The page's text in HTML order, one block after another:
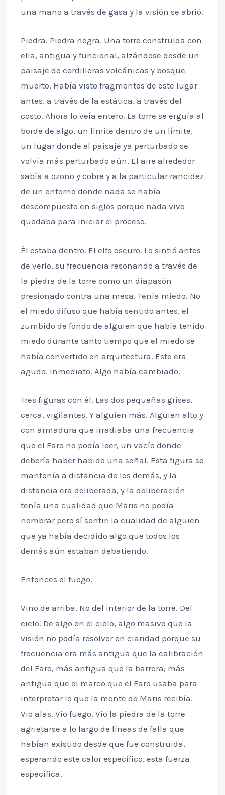
una mano a través de gasa y la visión se abrió.
Piedra. Piedra negra. Una torre construida con
ella, antigua y funcional, alzándose desde un
paisaje de cordilleras volcánicas y bosque
muerto. Había visto fragmentos de este lugar
antes, a través de la estática, a través del
costo. Ahora lo veía entero. La torre se erguía al
borde de algo, un límite dentro de un límite,
un lugar donde el paisaje ya perturbado se
volvía más perturbado aún. El aire alrededor
sabía a ozono y cobre y a la particular rancidez
de un entorno donde nada se había
descompuesto en siglos porque nada vivo
quedaba para iniciar el proceso.
Él estaba dentro. El elfo oscuro. Lo sintió antes
de verlo, su frecuencia resonando a través de
la piedra de la torre como un diapasón
presionado contra una mesa. Tenía miedo. No
el miedo difuso que había sentido antes, el
zumbido de fondo de alguien que había tenido
miedo durante tanto tiempo que el miedo se
había convertido en arquitectura. Este era
agudo. Inmediato. Algo había cambiado.
Tres figuras con él. Las dos pequeñas grises,
cerca, vigilantes. Y alguien más. Alguien alto y
con armadura que irradiaba una frecuencia
que el Faro no podía leer, un vacío donde
debería haber habido una señal. Esta figura se
mantenía a distancia de los demás, y la
distancia era deliberada, y la deliberación
tenía una cualidad que Maris no podía
nombrar pero sí sentir: la cualidad de alguien
que ya había decidido algo que todos los
demás aún estaban debatiendo.
Entonces el fuego.
Vino de arriba. No del interior de la torre. Del
cielo. De algo en el cielo, algo masivo que la
visión no podía resolver en claridad porque su
frecuencia era más antigua que la calibración
del Faro, más antigua que la barrera, más
antigua que el marco que el Faro usaba para
interpretar lo que la mente de Maris recibía.
Vio alas. Vio fuego. Vio la piedra de la torre
agrietarse a lo largo de líneas de falla que
habían existido desde que fue construida,
esperando este calor específico, esta fuerza
específica.